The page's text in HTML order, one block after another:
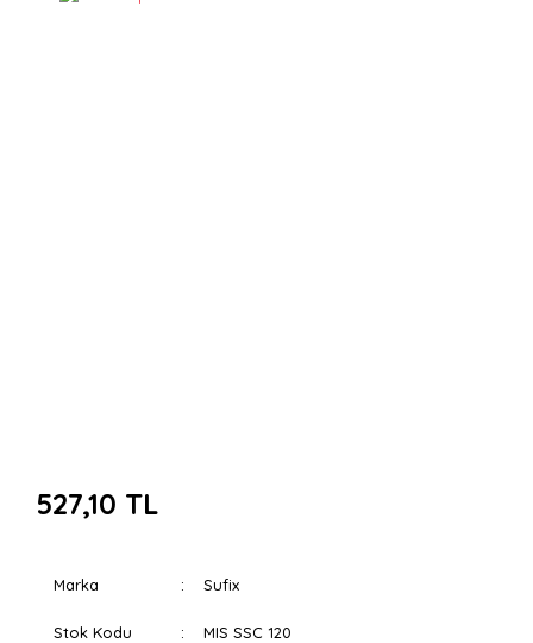
527,10 TL
Marka Sufix
Stok Kodu MIS SSC 120